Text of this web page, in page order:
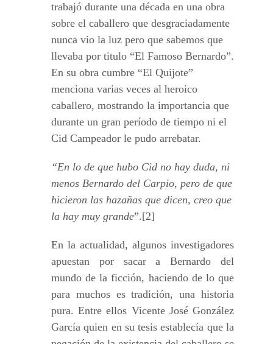
trabajó durante una década en una obra
sobre el caballero que desgraciadamente
nunca vio la luz pero que sabemos que
llevaba por titulo “El Famoso Bernardo”.
En su obra cumbre “El Quijote”
menciona varias veces al heroico
caballero, mostrando la importancia que
durante un gran período de tiempo ni el
Cid Campeador le pudo arrebatar.
“En lo de que hubo Cid no hay duda, ni
menos Bernardo del Carpio, pero de que
hicieron las hazañas que dicen, creo que
la hay muy grande”.[2]
En la actualidad, algunos investigadores
apuestan por sacar a Bernardo del
mundo de la ficción, haciendo de lo que
para muchos es tradición, una historia
pura. Entre ellos Vicente José González
García quien en su tesis establecía que la